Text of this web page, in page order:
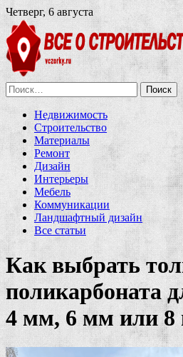
Четверг, 6 августа
Найти:
Недвижимость
Строительство
Материалы
Ремонт
Дизайн
Интерьеры
Мебель
Коммуникации
Ландшафтный дизайн
Все статьи
Как выбрать
поликарбоната
4 мм, 6 мм или 8